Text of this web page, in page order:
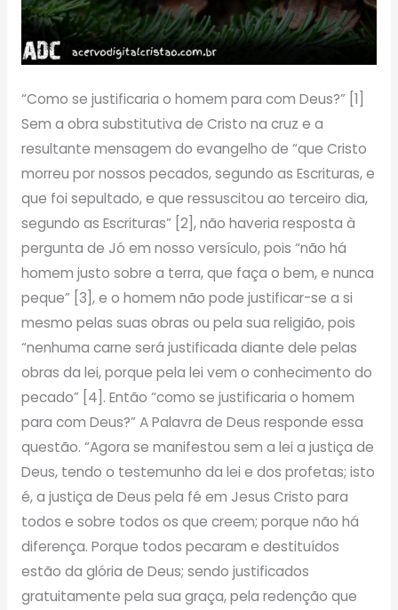
“Como se justificaria o homem para com Deus?” [1]
Sem a obra substitutiva de Cristo na cruz e a
resultante mensagem do evangelho de “que Cristo
morreu por nossos pecados, segundo as Escrituras, e
que foi sepultado, e que ressuscitou ao terceiro dia,
segundo as Escrituras” [2], não haveria resposta à
pergunta de Jó em nosso versículo, pois “não há
homem justo sobre a terra, que faça o bem, e nunca
peque” [3], e o homem não pode justificar-se a si
mesmo pelas suas obras ou pela sua religião, pois
“nenhuma carne será justificada diante dele pelas
obras da lei, porque pela lei vem o conhecimento do
pecado” [4]. Então “como se justificaria o homem
para com Deus?” A Palavra de Deus responde essa
questão. “Agora se manifestou sem a lei a justiça de
Deus, tendo o testemunho da lei e dos profetas; isto
é, a justiça de Deus pela fé em Jesus Cristo para
todos e sobre todos os que creem; porque não há
diferença. Porque todos pecaram e destituídos
estão da glória de Deus; sendo justificados
gratuitamente pela sua graça, pela redenção que